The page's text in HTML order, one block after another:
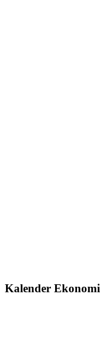
Kalender Ekonomi